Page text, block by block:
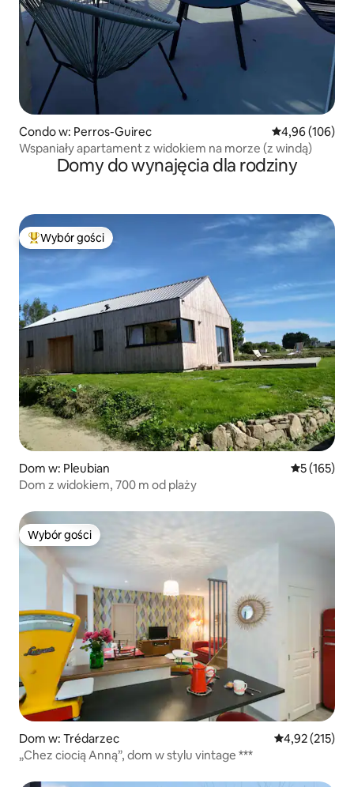
Condo w: Perros-Guirec Średnia
4,96 (106)
Wspaniały apartament z widokiem na morze (z windą)
Domy do wynajęcia dla rodziny
Najpopularniejsze z kategorii Wybór gości
Wybór gości
Dom w: Pleubian Średnia
5 (165)
Dom z widokiem, 700 m od plaży
Wybór gości
Wybór gości
Dom w: Trédarzec Średnia
4,92 (215)
„Chez ciocią Anną”, dom w stylu vintage ***